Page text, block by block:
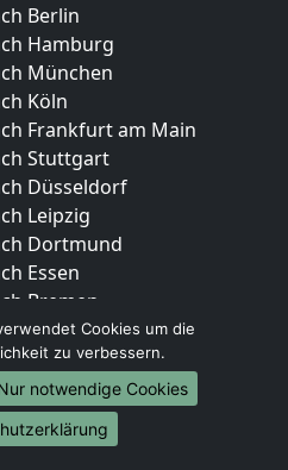
Berlin
Hamburg
München
Köln
Frankfurt am Main
Stuttgart
Düsseldorf
Leipzig
Dortmund
Essen
Bremen
Dresden
Hannover
Nürnberg
Duisburg
Bochum
Cookies um die
zu verbessern.
notwendige Cookies